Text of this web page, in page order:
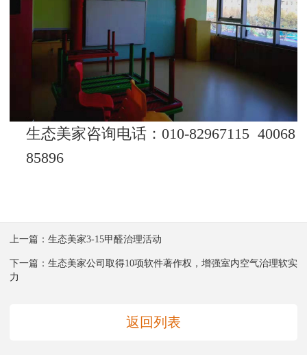
生态美家咨询电话：010-82967115 40068
85896
上一篇： 生态美家3-15甲醛治理活动
下一篇： 生态美家公司取得10项软件著作权，增强室内空气治理软实
力
返回列表